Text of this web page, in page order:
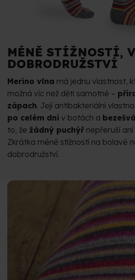
MÉNĚ STÍŽNOSTÍ,
DOBRODRUŽSTVÍ
Merino vlna má jednu vlastnost,
možná víc než děti samotné –
zápach. Její antibakteriální
po celém dni v botách a
to, že žádný puchýř nepřeruší
Zkrátka méně stížností na bolavé
dobrodružství.